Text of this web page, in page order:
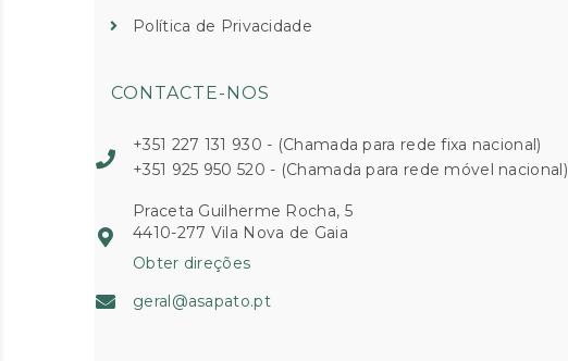
Política de Privacidade
CONTACTE-NOS
+351 227 131 930 - (Chamada para rede fixa nacional)
+351 925 950 520 - (Chamada para rede móvel nacional)
Praceta Guilherme Rocha, 5
4410-277 Vila Nova de Gaia
Obter direções
geral@asapato.pt